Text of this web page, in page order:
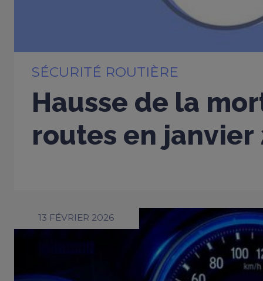
SÉCURITÉ ROUTIÈRE
Hausse de la
routes en janvier
13 FÉVRIER 2026